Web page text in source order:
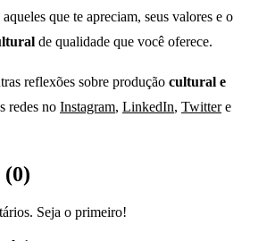
que te apreciam, seus valores e o
de qualidade que você oferece.
reflexões sobre produção cultural e
redes no Instagram, LinkedIn, Twittere
(0)
Seja o primeiro!